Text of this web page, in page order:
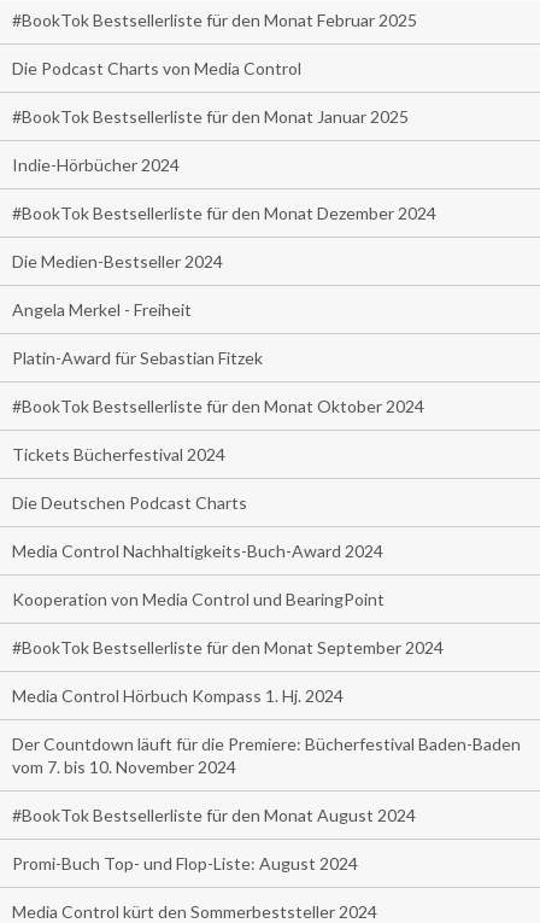
#BookTok Bestsellerliste für den Monat Februar 2025
Die Podcast Charts von Media Control
#BookTok Bestsellerliste für den Monat Januar 2025
Indie-Hörbücher 2024
#BookTok Bestsellerliste für den Monat Dezember 2024
Die Medien-Bestseller 2024
Angela Merkel - Freiheit
Platin-Award für Sebastian Fitzek
#BookTok Bestsellerliste für den Monat Oktober 2024
Tickets Bücherfestival 2024
Die Deutschen Podcast Charts
Media Control Nachhaltigkeits-Buch-Award 2024
Kooperation von Media Control und BearingPoint
#BookTok Bestsellerliste für den Monat September 2024
Media Control Hörbuch Kompass 1. Hj. 2024
Der Countdown läuft für die Premiere: Bücherfestival Baden-Baden
vom 7. bis 10. November 2024
#BookTok Bestsellerliste für den Monat August 2024
Promi-Buch Top- und Flop-Liste: August 2024
Media Control kürt den Sommerbeststeller 2024